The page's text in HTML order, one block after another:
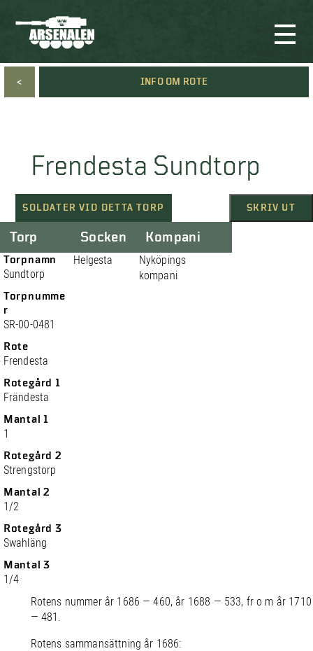
< INFO OM ROTE
Frendesta Sundtorp
SOLDATER VID DETTA TORP SKRIV UT
Torp
Torpnamn
Sundtorp
Torpnumme
r
SR-00-0481
Rote
Frendesta
Rotegård 1
Frändesta
Mantal 1
1
Rotegård 2
Strengstorp
Mantal 2
1/2
Rotegård 3
Swahläng
Mantal 3
1/4
Socken
Helgesta
Kompani
Nyköpings
kompani
Rotens nummer år 1686 — 460, år 1688 — 533, fr o m år 1710
— 481.
Rotens sammansättning år 1686: